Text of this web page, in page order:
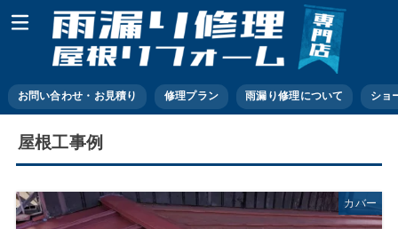
お問い合わせ・お見積り 修理プラン 雨漏り修理について ショ
屋根工事例
カバー